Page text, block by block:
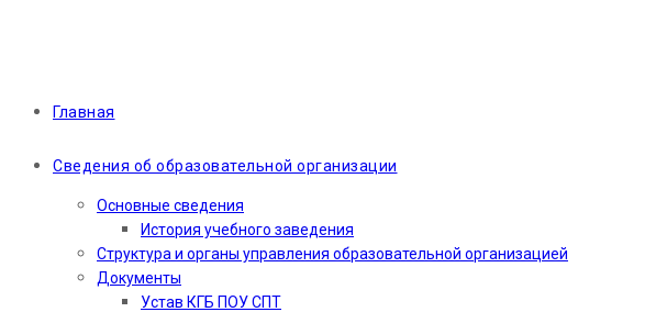
Главная
Сведения об образовательной организации
Основные сведения
История учебного заведения
Структура и органы управления образовательной организацией
Документы
Устав КГБ ПОУ СПТ